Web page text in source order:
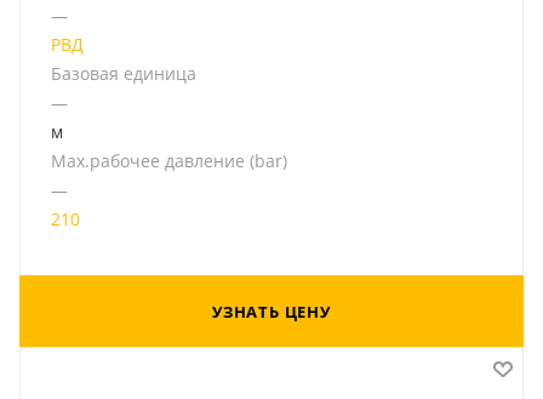
—
РВД
Базовая единица
—
м
Мах.рабочее давление (bar)
—
210
УЗНАТЬ ЦЕНУ